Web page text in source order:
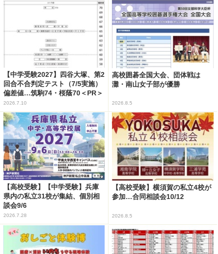
【中学受験2027】四谷大塚、第2
回合不合判定テスト（7/5実施）
偏差値…筑駒74・桜蔭70＜PR＞
2026.7.10
高校囲碁全国大会、団体戦は
灘・南山女子部が優勝
2026.8.5
【高校受験】【中学受験】兵庫
県内の私立31校が集結、個別相
談会9/6
2026.7.28
【高校受験】横須賀の私立4校が
参加…合同相談会10/12
2026.8.5